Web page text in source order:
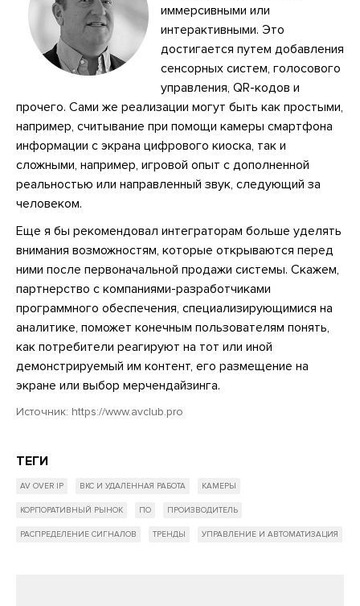
иммерсивными или
интерактивными. Это
достигается путем добавления
сенсорных систем, голосового
управления, QR-кодов и
прочего. Сами же реализации могут быть как простыми,
например, считывание при помощи камеры смартфона
информации с экрана цифрового киоска, так и
сложными, например, игровой опыт с дополненной
реальностью или направленный звук, следующий за
человеком.
Еще я бы рекомендовал интеграторам больше уделять
внимания возможностям, которые открываются перед
ними после первоначальной продажи системы. Скажем,
партнерство с компаниями-разработчиками
программного обеспечения, специализирующимися на
аналитике, поможет конечным пользователям понять,
как потребители реагируют на тот или иной
демонстрируемый им контент, его размещение на
экране или выбор мерчендайзинга.
Источник: https://www.avclub.pro
ТЕГИ
AV OVER IP ВКС И УДАЛЕННАЯ РАБОТА КАМЕРЫ
КОРПОРАТИВНЫЙ РЫНОК ПО ПРОИЗВОДИТЕЛЬ
РАСПРЕДЕЛЕНИЕ СИГНАЛОВ ТРЕНДЫ УПРАВЛЕНИЕ И АВТОМАТИЗАЦИЯ